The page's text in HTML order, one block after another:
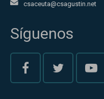
csaceuta@csagustin.net
Síguenos